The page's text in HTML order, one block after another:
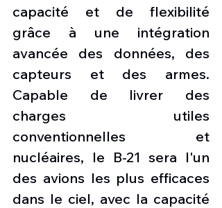
capacité et de flexibilité
grâce à une intégration
avancée des données, des
capteurs et des armes.
Capable de livrer des
charges utiles
conventionnelles et
nucléaires, le B-21 sera l'un
des avions les plus efficaces
dans le ciel, avec la capacité